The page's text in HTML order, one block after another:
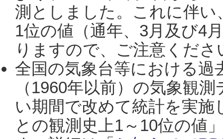
測としました。これに伴い
1位の値（通年、3月及び4
りますので、ご注意くだ
全国の気象台等における過
（1960年以前）の気象観
い期間で改めて統計を実
との観測史上1～10位の値